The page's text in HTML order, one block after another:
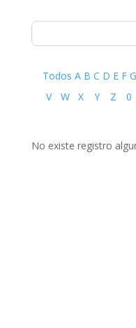
Todos A B C D E F G
V
W X Y Z 0
No existe registro